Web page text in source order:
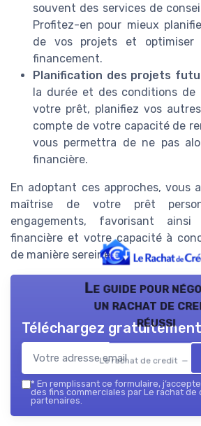
souvent des services de
Profitez-en pour mieux
de vos projets et optimiser
financement.
Planification des projets
la durée et des conditions de
votre prêt, planifiez vos
compte de votre capacité de
vous permettra de ne pas
financière.
En adoptant ces approches, vous
maîtrise de votre prêt
engagements, favorisant
financière et votre capacité à
de manière sereine.
Le guide pour
un rachat de
réussi
Le rachat de credit —
Téléchargez
* En remplissant ce formulaire,
des fins commerciales par Le rachat de
partenaires.